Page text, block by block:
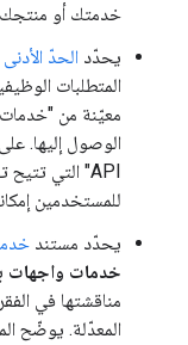
خدمتك أو
يحدّد الحدّ
الوصول إليها.
للمستخدمين
يحدّد مستند
خدمات واجهات
المعدّلة. يوضّح